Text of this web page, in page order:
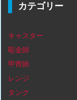
カテゴリー
キャスター
彫金師
甲冑師
レンジ
タンク